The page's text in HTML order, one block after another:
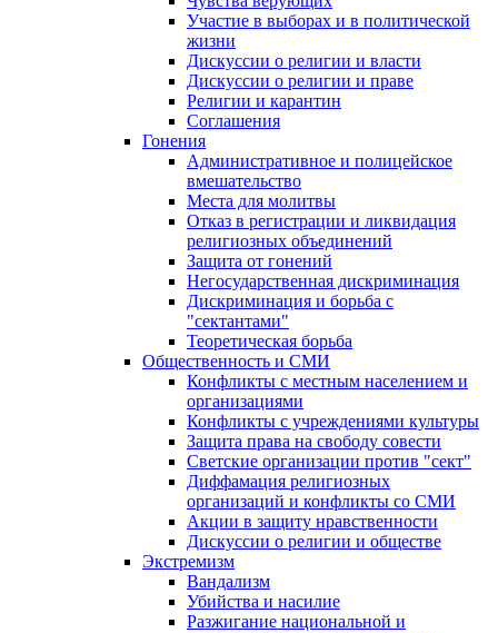
Участие в выборах и в политической
жизни
Дискуссии о религии и власти
Дискуссии о религии и праве
Религии и карантин
Соглашения
Гонения
Административное и полицейское
вмешательство
Места для молитвы
Отказ в регистрации и ликвидация
религиозных объединений
Защита от гонений
Негосударственная дискриминация
Дискриминация и борьба с
"сектантами"
Теоретическая борьба
Общественность и СМИ
Конфликты с местным населением и
организациями
Конфликты с учреждениями культуры
Защита права на свободу совести
Светские организации против "сект"
Диффамация религиозных
организаций и конфликты со СМИ
Акции в защиту нравственности
Дискуссии о религии и обществе
Экстремизм
Вандализм
Убийства и насилие
Разжигание национальной и